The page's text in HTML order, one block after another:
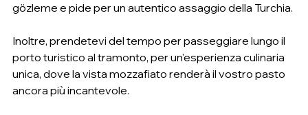
gözleme e pide per un autentico assaggio della Turchia.
Inoltre, prendetevi del tempo per passeggiare lungo il
porto turistico al tramonto, per un'esperienza culinaria
unica, dove la vista mozzafiato renderà il vostro pasto
ancora più incantevole.